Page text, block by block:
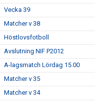
Vecka 39
Matcher v 38
Höstlovsfotboll
Avslutning NIF P2012
A-lagsmatch Lördag 15.00
Matcher v 35
Matcher v 34